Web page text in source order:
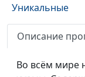
Уникальные
свойства
Капуста -
королева
Описание
Во всём мире